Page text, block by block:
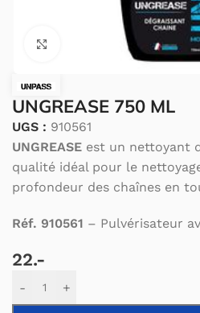
Cliquez pour agrandir.
UNGREASE 750 ML
UGS : 910561
UNGREASE est un nettoyant
qualité idéal pour le
profondeur des chaînes en
Réf. 910561 – Pulvérisateur
22.-
- +
Alternative: